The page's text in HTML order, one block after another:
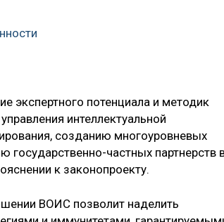
экспертного потенциала и методик
интеллектуальной
созданию многоуровневых
частных партнерств
к законопроекту.
ВОИС позволит наделить